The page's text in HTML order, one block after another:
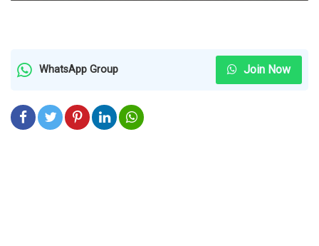
WhatsApp Group Join Now